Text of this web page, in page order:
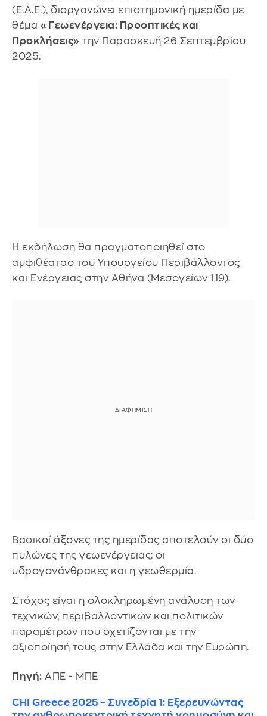
(Ε.Α.Ε.), διοργανώνει επιστημονική ημερίδα με
θέμα «Γεωενέργεια: Προοπτικές και
Προκλήσεις» την Παρασκευή 26 Σεπτεμβρίου
2025.
Η εκδήλωση θα πραγματοποιηθεί στο
αμφιθέατρο του Υπουργείου Περιβάλλοντος
και Ενέργειας στην Αθήνα (Μεσογείων 119).
Βασικοί άξονες της ημερίδας αποτελούν οι δύο
πυλώνες της γεωενέργειας: οι
υδρογονάνθρακες και η γεωθερμία.
Στόχος είναι η ολοκληρωμένη ανάλυση των
τεχνικών, περιβαλλοντικών και πολιτικών
παραμέτρων που σχετίζονται με την
αξιοποίησή τους στην Ελλάδα και την Ευρώπη.
Πηγή: ΑΠΕ - ΜΠΕ
CHI Greece 2025 – Συνεδρία 1: Εξερευνώντας